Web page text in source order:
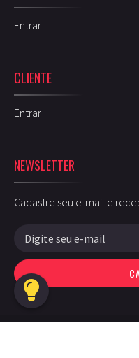
Entrar
CLIENTE
Entrar
NEWSLETTER
Cadastre seu e-mail e